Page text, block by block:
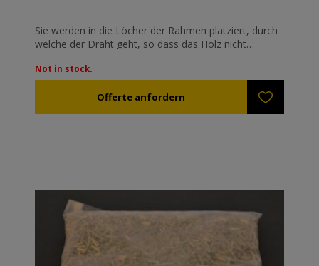
Sie werden in die Löcher der Rahmen platziert, durch
welche der Draht geht, so dass das Holz nicht
Gewicht der Bienenwabe tendiert der Draht in das
die Bienenwabe ist zerstört.
Not in stock.